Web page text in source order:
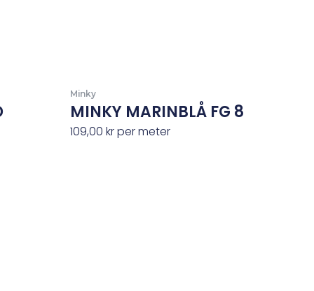
Minky
MINKY MARINBLÅ FG 8
109,00krper meter